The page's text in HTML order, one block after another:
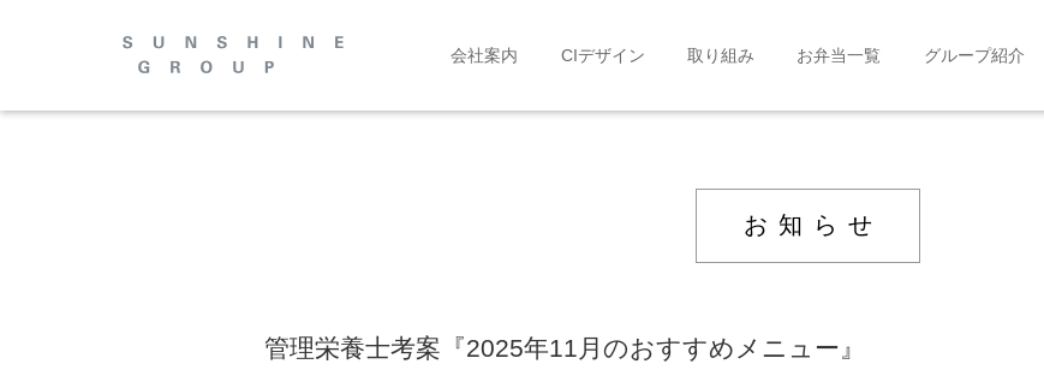
会社案内 CIデザイン 取り組み お弁当一覧 グループ紹介
お知らせ
管理栄養士考案『2025年11月のおすすめメニュー』